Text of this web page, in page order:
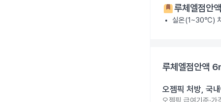
루체엘점안
실온(1~30℃)
루체엘점안액
오젬픽 처방, 국